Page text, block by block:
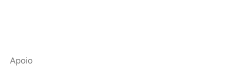
Apoio